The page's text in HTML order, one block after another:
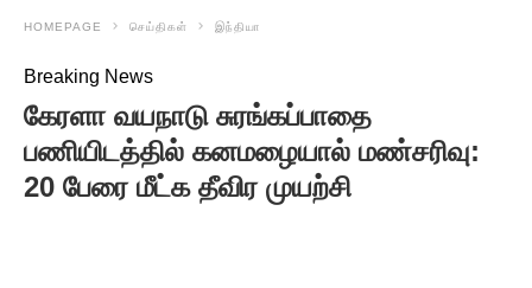
HOMEPAGE செய்திகள் இந்தியா
Breaking News
கேரளா வயநாடு சுரங்கப்பாதை
பணியிடத்தில் கனமழையால் மண்சரிவு:
20 பேரை மீட்க தீவிர முயற்சி